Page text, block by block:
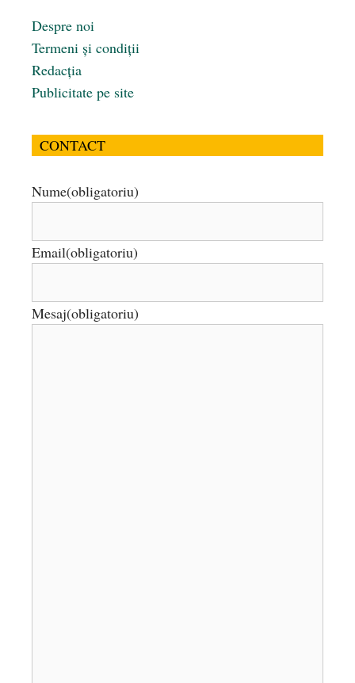
Despre noi
Termeni și condiții
Redacția
Publicitate pe site
CONTACT
Nume(obligatoriu)
Email(obligatoriu)
Mesaj(obligatoriu)